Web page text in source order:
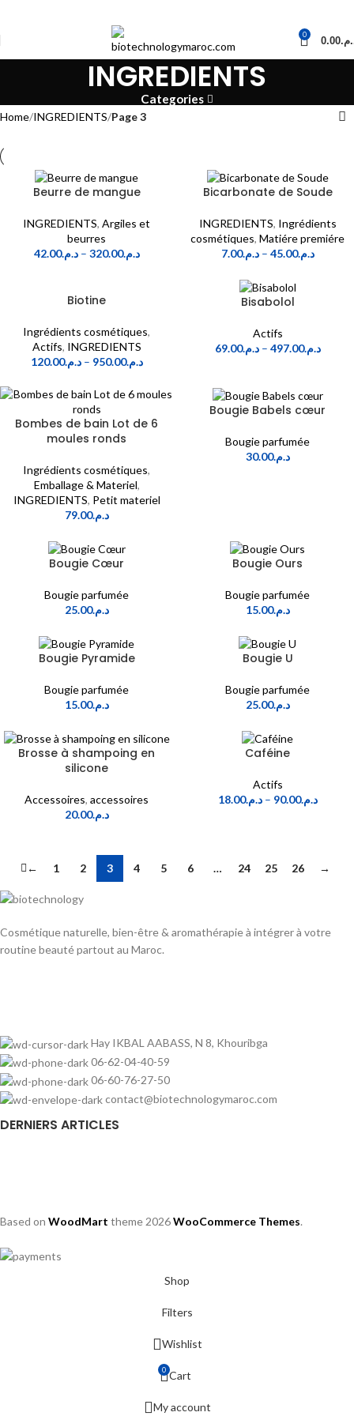
0 0.00
INGREDIENTS
Categories
Home INGREDIENTS Page 3
Beurre de mangue
INGREDIENTS, Argiles et
beurres
د.م.42.00 – د.م.320.00
Bicarbonate de Soude
INGREDIENTS, Ingrédients
cosmétiques, Matiére premiére
د.م.7.00 – د.م.45.00
Biotine
Ingrédients cosmétiques,
Actifs, INGREDIENTS
د.م.120.00 – د.م.950.00
Bisabolol
Actifs
د.م.69.00 – د.م.497.00
Bombes de bain Lot de 6
moules ronds
Ingrédients cosmétiques,
Emballage & Materiel,
INGREDIENTS, Petit materiel
د.م.79.00
Bougie Babels cœur
Bougie parfumée
د.م.30.00
Bougie Cœur
Bougie parfumée
د.م.25.00
Bougie Ours
Bougie parfumée
د.م.15.00
Bougie Pyramide
Bougie parfumée
د.م.15.00
Bougie U
Bougie parfumée
د.م.25.00
Brosse à shampoing en
silicone
Accessoires, accessoires
د.م.20.00
Caféine
Actifs
د.م.18.00 – د.م.90.00
← 1 2 3 4 5 6 … 24 25 26 →
Cosmétique naturelle, bien-être & aromathérapie à intégrer à votre
routine beauté partout au Maroc.
Hay IKBAL AABASS, N 8, Khouribga
06-62-04-40-59
06-60-76-27-50
contact@biotechnologymaroc.com
DERNIERS ARTICLES
Based on WoodMart theme 2026WooCommerce Themes.
Shop
Filters
Wishlist
0 Cart
My account